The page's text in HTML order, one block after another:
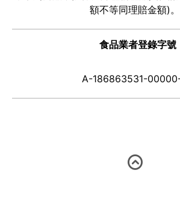
額不等同理賠金額)。
食品業者登錄字號
A-186863531-